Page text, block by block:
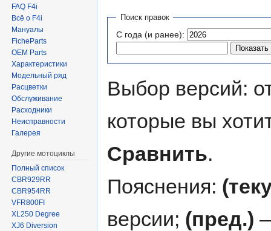
Перейти
навигации
Перейти
поиску
Поиск правок
С года (и ранее):
Выбор версий:
которые вы
Сравнить.
Пояснения:
версии; (пред.)
FAQ F4i
Всё о F4i
Мануалы
FicheParts
OEM Parts
Характеристики
Модельный ряд
Расцветки
Обслуживание
Расходники
Неисправности
Галерея
Другие мотоциклы
Полный список
CBR929RR
CBR954RR
VFR800FI
XL250 Degree
XJ6 Diversion